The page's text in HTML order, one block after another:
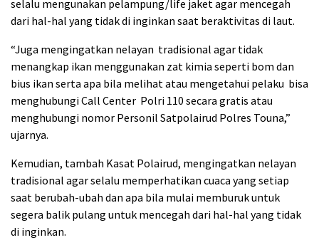
selalu mengunakan pelampung/life jaket agar mencegah
dari hal-hal yang tidak di inginkan saat beraktivitas di laut.
“Juga mengingatkan nelayan tradisional agar tidak
menangkap ikan menggunakan zat kimia seperti bom dan
bius ikan serta apa bila melihat atau mengetahui pelaku bisa
menghubungi Call Center Polri 110 secara gratis atau
menghubungi nomor Personil Satpolairud Polres Touna,”
ujarnya.
Kemudian, tambah Kasat Polairud, mengingatkan nelayan
tradisional agar selalu memperhatikan cuaca yang setiap
saat berubah-ubah dan apa bila mulai memburuk untuk
segera balik pulang untuk mencegah dari hal-hal yang tidak
di inginkan.